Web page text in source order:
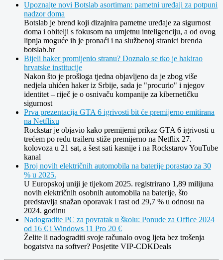
Upoznajte novi Botslab asortiman: pametni uređaji za potpuni
nadzor doma
Botslab je brend koji dizajnira pametne uređaje za sigurnost
doma i obitelji s fokusom na umjetnu inteligenciju, a od ovog
lipnja moguće ih je pronaći i na službenoj stranici brenda
botslab.hr
Bijeli haker promijenio stranu? Doznalo se tko je hakirao
hrvatske institucije
Nakon što je prošloga tjedna objavljeno da je zbog više
nedjela uhićen haker iz Srbije, sada je "procurio" i njegov
identitet – riječ je o osnivaču kompanije za kibernetičku
sigurnost
Prva prezentacija GTA 6 igrivosti bit će premijerno emitirana
na Netflixu
Rockstar je objavio kako premijerni prikaz GTA 6 igrivosti u
trećem po redu traileru stiže premijerno na Netflix 27.
kolovoza u 21 sat, a šest sati kasnije i na Rockstarov YouTube
kanal
Broj novih električnih automobila na baterije porastao za 30
% u 2025.
U Europskoj uniji je tijekom 2025. registrirano 1,89 milijuna
novih električnih osobnih automobila na baterije, što
predstavlja snažan oporavak i rast od 29,7 % u odnosu na
2024. godinu
Nadogradite PC za povratak u školu: Ponude za Office 2024
od 16 € i Windows 11 Pro 20 €
Želite li nadograditi svoje računalo ovog ljeta bez trošenja
bogatstva na softver? Posjetite VIP-CDKDeals